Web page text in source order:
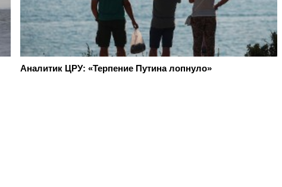
Аналитик ЦРУ: «Терпение Путина лопнуло»